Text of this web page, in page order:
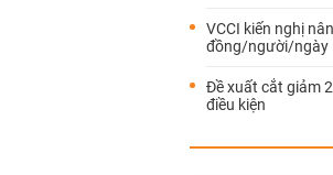
VCCI kiến nghị
đồng/người/ngày
Đề xuất cắt giảm
điều kiện